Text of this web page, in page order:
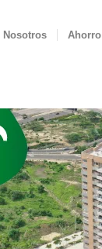
Nosotros Ahorro